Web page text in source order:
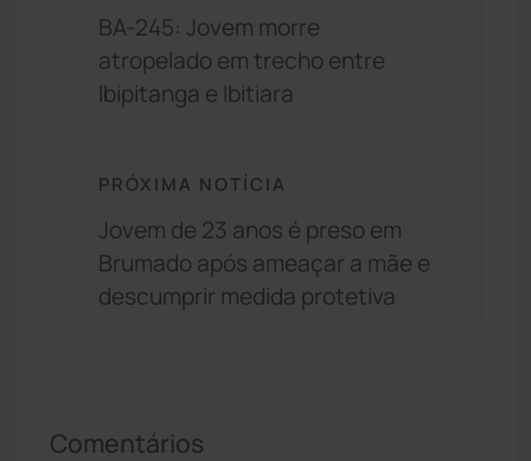
BA-245: Jovem morre
atropelado em trecho entre
Ibipitanga e Ibitiara
PRÓXIMA NOTÍCIA
Jovem de 23 anos é preso em
Brumado após ameaçar a mãe e
descumprir medida protetiva
Comentários